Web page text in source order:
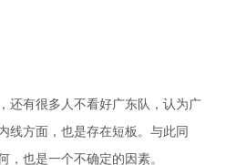
还有很多人不看好广东队，认为广
线方面，也是存在短板。与此同
也是一个不确定的因素。